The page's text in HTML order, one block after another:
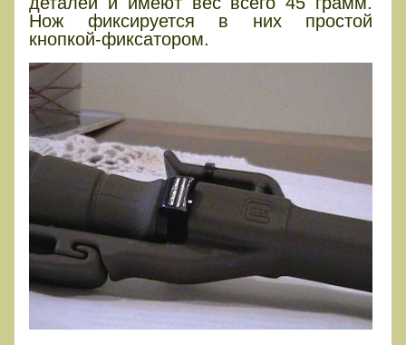
Нож фиксируется в них простой
кнопкой-фиксатором.